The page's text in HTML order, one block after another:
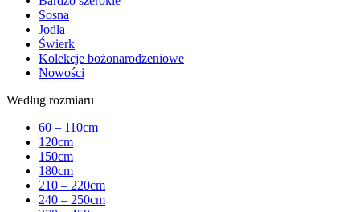
Sosna
Jodła
Świerk
Kolekcje bożonarodzeniowe
Nowości
Według rozmiaru
60 – 110cm
120cm
150cm
180cm
210 – 220cm
240 – 250cm